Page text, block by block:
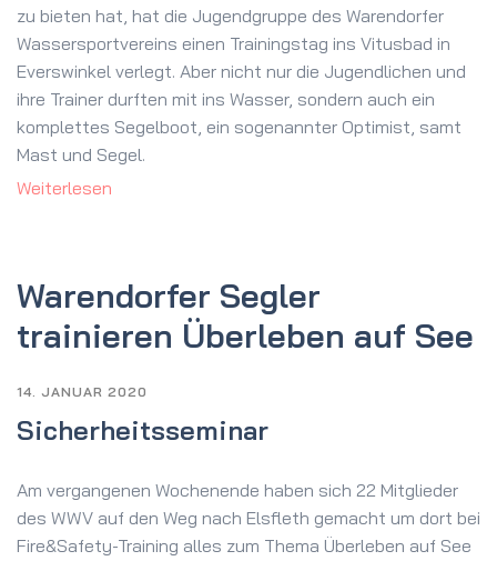
zu bieten hat, hat die Jugendgruppe des Warendorfer
Wassersportvereins einen Trainingstag ins Vitusbad in
Everswinkel verlegt. Aber nicht nur die Jugendlichen und
ihre Trainer durften mit ins Wasser, sondern auch ein
komplettes Segelboot, ein sogenannter Optimist, samt
Mast und Segel.
Weiterlesen
Warendorfer Segler
trainieren Überleben auf See
14. JANUAR 2020
Sicherheitsseminar
Am vergangenen Wochenende haben sich 22 Mitglieder
des WWV auf den Weg nach Elsfleth gemacht um dort bei
Fire&Safety-Training alles zum Thema Überleben auf See